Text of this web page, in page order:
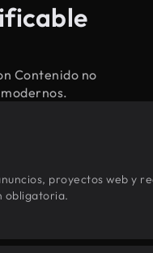
Contenido no
proyectos web y
obligatoria.